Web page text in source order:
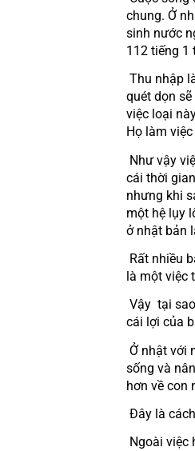
chung. Ở
sinh nước
112 tiếng 1
quét dọn
việc loại
Họ làm
cái thời
nhưng khi
một hệ lụy
ở nhật bản
là một việc
cái lợi của
sống và
hơn về con
Đây là